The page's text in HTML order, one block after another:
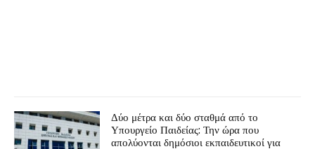
Δύο μέτρα και δύο σταθμά από το
Υπουργείο Παιδείας: Την ώρα που
απολύονται δημόσιοι εκπαιδευτικοί για